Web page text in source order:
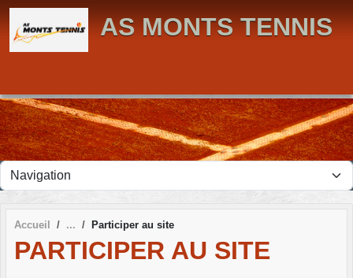
AS MONTS TENNIS
Accueil Participer au site
PARTICIPER AU SITE
Panneau de gestion des cookies